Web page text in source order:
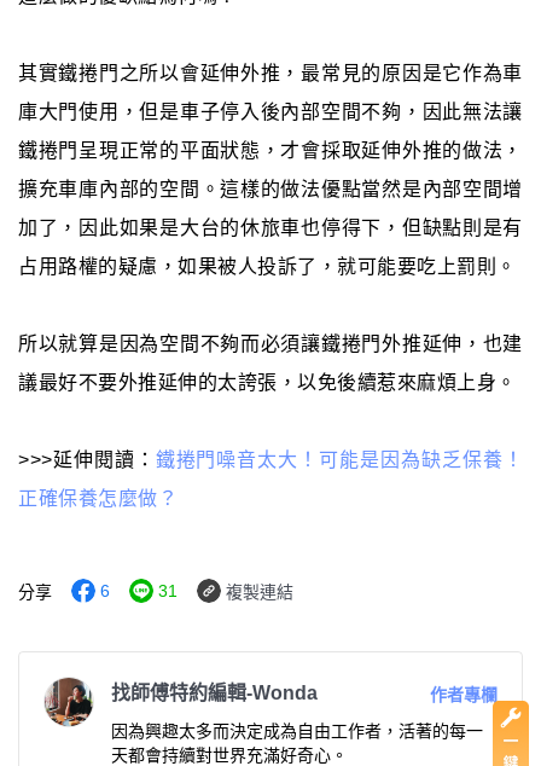
其實鐵捲門之所以會延伸外推，最常見的原因是它作為車
庫大門使用，但是車子停入後內部空間不夠，因此無法讓
鐵捲門呈現正常的平面狀態，才會採取延伸外推的做法，
擴充車庫內部的空間。這樣的做法優點當然是內部空間增
加了，因此如果是大台的休旅車也停得下，但缺點則是有
占用路權的疑慮，如果被人投訴了，就可能要吃上罰則。
所以就算是因為空間不夠而必須讓鐵捲門外推延伸，也建
議最好不要外推延伸的太誇張，以免後續惹來麻煩上身。
>>>延伸閱讀： 鐵捲門噪音太大！可能是因為缺乏保養！
正確保養怎麼做？
分享 6 31 複製連結
找師傅特約編輯-Wonda
作者專欄
因為興趣太多而決定成為自由工作者，活著的每一
天都會持續對世界充滿好奇心。